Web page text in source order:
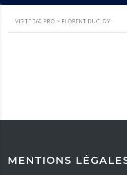
VISITE 360 PRO > FLORENT DUCLOY
MENTIONS